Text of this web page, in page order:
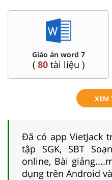
Giáo án word 7
( 80tài liệu )
XEM
Đã có app VietJack
tập SGK, SBT
online, Bài
dụng trên Android